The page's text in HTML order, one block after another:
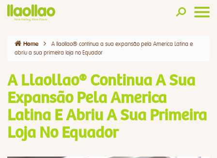
Home
A llaollao® continua a sua expansão pela America Latina e
abriu a sua primeira loja no Equador
A Llaollao® Continua A Sua
Expansão Pela America
Latina E Abriu A Sua Primeira
Loja No Equador